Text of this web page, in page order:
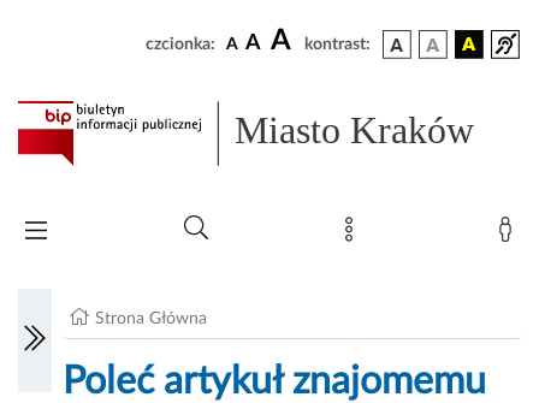
czcionka: A A A kontrast:
Miasto Kraków
Strona Główna
Poleć artykuł znajomemu